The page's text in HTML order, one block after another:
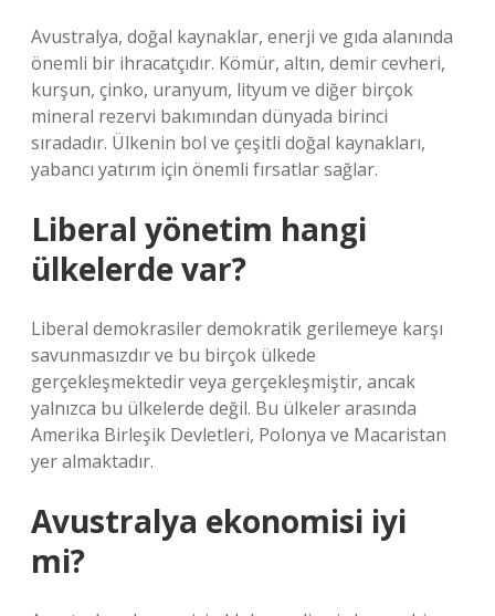
Avustralya, doğal kaynaklar, enerji ve gıda alanında
önemli bir ihracatçıdır. Kömür, altın, demir cevheri,
kurşun, çinko, uranyum, lityum ve diğer birçok
mineral rezervi bakımından dünyada birinci
sıradadır. Ülkenin bol ve çeşitli doğal kaynakları,
yabancı yatırım için önemli fırsatlar sağlar.
Liberal yönetim hangi
ülkelerde var?
Liberal demokrasiler demokratik gerilemeye karşı
savunmasızdır ve bu birçok ülkede
gerçekleşmektedir veya gerçekleşmiştir, ancak
yalnızca bu ülkelerde değil. Bu ülkeler arasında
Amerika Birleşik Devletleri, Polonya ve Macaristan
yer almaktadır.
Avustralya ekonomisi iyi
mi?